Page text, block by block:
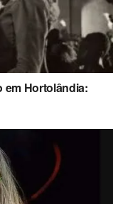
em Hortolândia: